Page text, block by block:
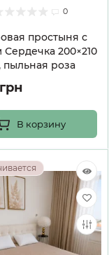
0
простыня с
Сердечка 200×210
пыльная роза
В корзину